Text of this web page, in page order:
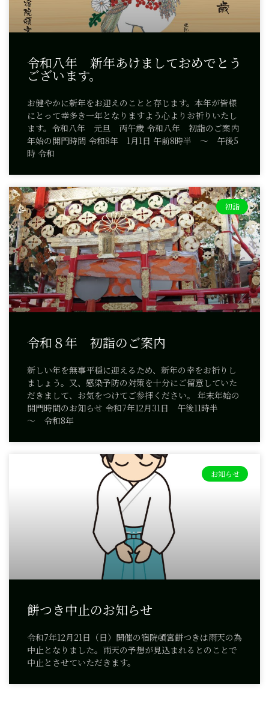
令和八年 新年あけましておめでとう
ございます。
お健やかに新年をお迎えのことと存じます。本年が皆様
にとって幸多き一年となりますよう心よりお祈りいたし
ます。令和八年 元旦 丙午歳 令和八年 初詣のご案内
年始の開門時間 令和8年 1月1日 午前8時半 ～ 午後5
時 令和
初詣
令和８年 初詣のご案内
新しい年を無事平穏に迎えるため、新年の幸をお祈りし
ましょう。又、感染予防の対策を十分にご留意していた
だきまして、お気をつけてご参拝ください。 年末年始の
開門時間のお知らせ 令和7年12月31日 午後11時半
～ 令和8年
お知らせ
餅つき中止のお知らせ
令和7年12月21日（日）開催の宿院頓宮餅つきは雨天の為
中止となりました。雨天の予想が見込まれるとのことで
中止とさせていただきます。